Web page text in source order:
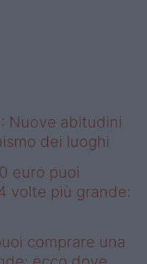
Nuove abitudini
dei luoghi
euro puoi
volte più grande:
comprare una